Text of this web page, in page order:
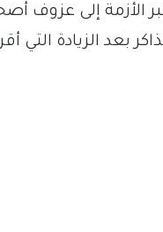
الأزمة إلى
بعد الزيادة التي